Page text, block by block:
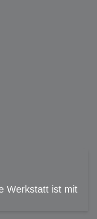
Werkstatt ist mit